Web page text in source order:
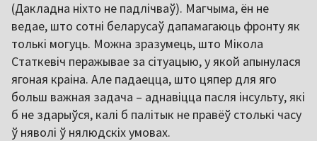
(Дакладна ніхто не падлічваў). Магчыма, ён не
ведае, што сотні беларусаў дапамагаюць фронту як
толькі могуць. Можна зразумець, што Мікола
Статкевіч перажывае за сітуацыю, у якой апынулася
ягоная краіна. Але падаецца, што цяпер для яго
больш важная задача – аднавіцца пасля інсульту, які
б не здарыўся, калі б палітык не правёў столькі часу
ў няволі ў нялюдскіх умовах.